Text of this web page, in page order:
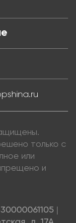
только с
или
и